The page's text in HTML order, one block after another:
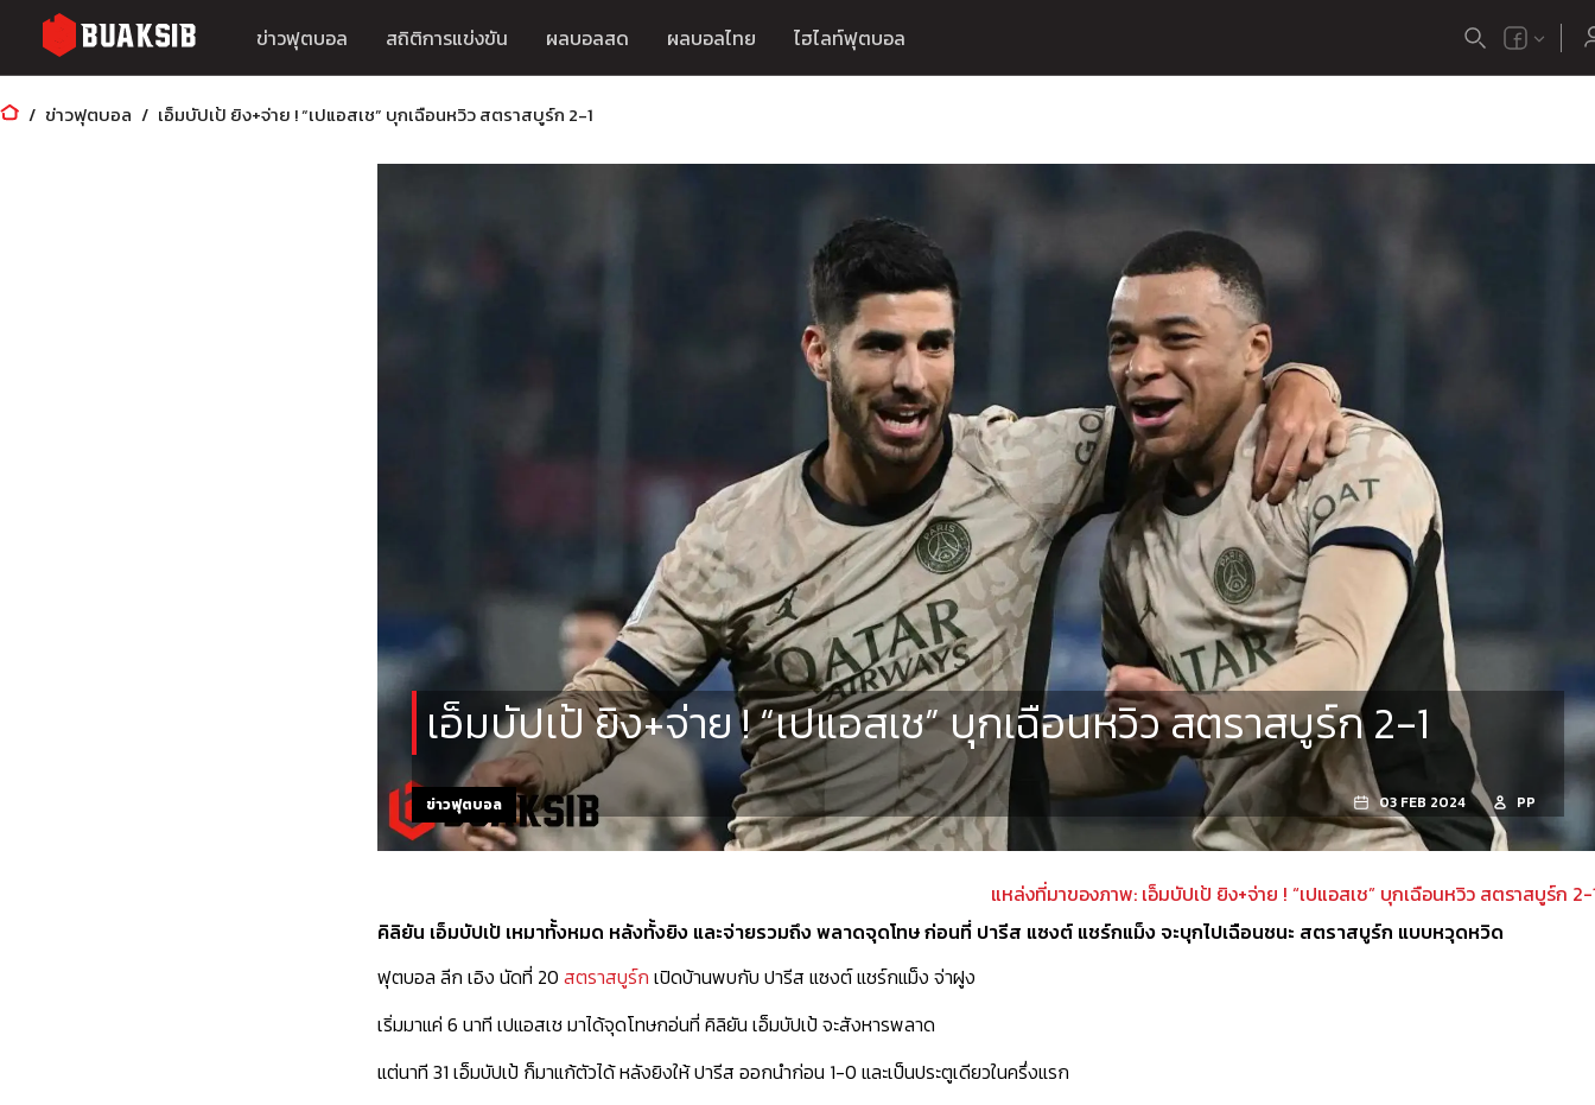
ข่าวฟุตบอล สถิติการแข่งขัน ผลบอลสด ผลบอลไทย ไฮไลท์ฟุตบอล
ข่าวฟุตบอล เอ็มบัปเป้ ยิง+จ่าย ! “เปแอสเช” บุกเฉือนหวิว สตราสบูร์ก 2-1
เอ็มบัปเป้ ยิง+จ่าย ! “เปแอสเช” บุกเฉือนหวิว สตราสบูร์ก 2-1
ข่าวฟุตบอล 03 FEB 2024 PP
แหล่งที่มาของภาพ: เอ็มบัปเป้ ยิง+จ่าย ! “เปแอสเช” บุกเฉือนหวิว สตราสบูร์ก 2-
คิลิยัน เอ็มบัปเป้ เหมาทั้งหมด หลังทั้งยิง และจ่ายรวมถึง พลาดจุดโทษ ก่อนที่ ปารีส แซงต์ แชร์กแม็ง จะบุกไปเฉือนชนะ สตราสบูร์ก แบบหวุดหวิด
ฟุตบอล ลีก เอิง นัดที่ 20 สตราสบูร์ก เปิดบ้านพบกับ ปารีส แซงต์ แชร์กแม็ง จ่าฝูง
เริ่มมาแค่ 6 นาที เปแอสเช มาได้จุดโทษกอ่นที่ คิลิยัน เอ็มบัปเป้ จะสังหารพลาด
แต่นาที 31 เอ็มบัปเป้ ก็มาแก้ตัวได้ หลังยิงให้ ปารีส ออกนำก่อน 1-0 และเป็นประตูเดียวในครึ่งแรก